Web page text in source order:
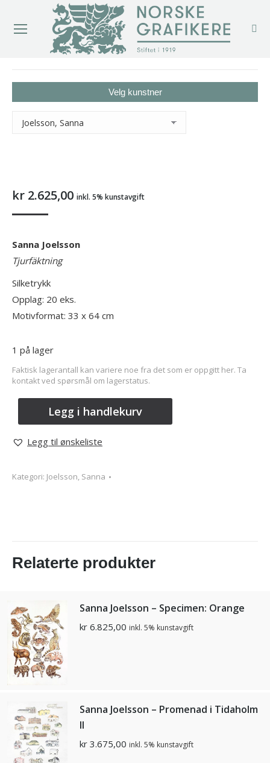
Velg kunstner
kr 2.625,00 inkl. 5% kunstavgift
Sanna Joelsson
Tjurfäktning
Silketrykk
Opplag: 20 eks.
Motivformat: 33 x 64 cm
1 på lager
Faktisk lagerantall kan variere noe fra det som er oppgitt her. Ta
kontakt ved spørsmål om lagerstatus.
Legg i handlekurv
Legg til ønskeliste
Kategori: Joelsson, Sanna
Relaterte produkter
Sanna Joelsson – Specimen: Orange
kr 6.825,00 inkl. 5% kunstavgift
Sanna Joelsson – Promenad i Tidaholm
ll
kr 3.675,00 inkl. 5% kunstavgift